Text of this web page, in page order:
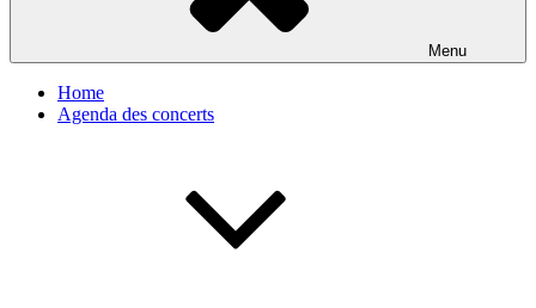
Menu
Home
Agenda des concerts